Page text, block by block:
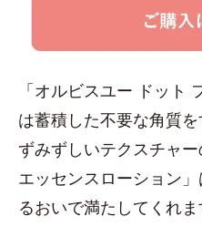
「オルビスユー ドット
は蓄積した不要な角質
ずみずしいテクスチャ
エッセンスローション
るおいで満たしてくれま